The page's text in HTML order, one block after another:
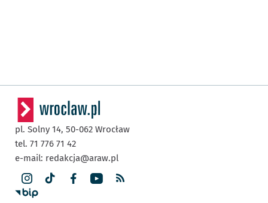
pl. Solny 14, 50-062 Wrocław
tel. 71 776 71 42
e-mail: redakcja@araw.pl